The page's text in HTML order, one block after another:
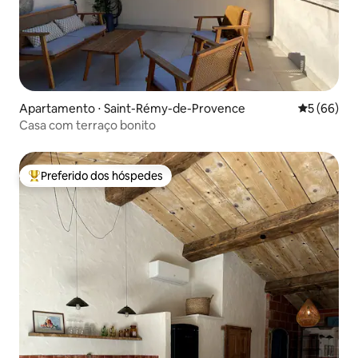
Apartamento ⋅ Saint-Rémy-de-Provence 5 de uma
5 (66)
Casa com terraço bonito
Entre os melhores preferidos dos hóspedes
Preferido dos hóspedes